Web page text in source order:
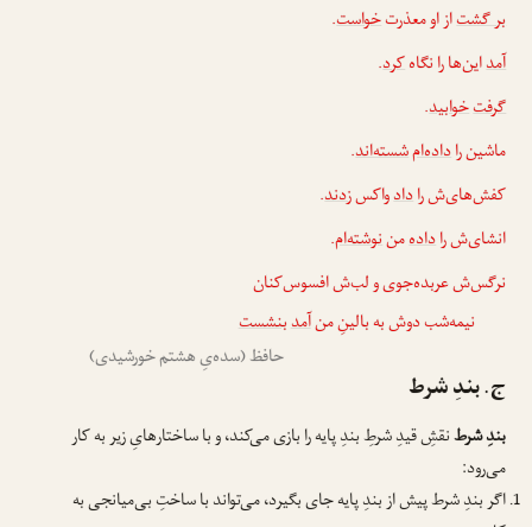
بر گشتاز او معذرتخواست.
آمداین‌ها را نگاهکرد.
گرفتخوابید.
ماشین راداده‌امشسته‌اند.
کفش‌های‌ش رادادواکسزدند.
انشای‌ش رادادهمننوشته‌ام.
نرگس‌ش عربده‌جوی و لب‌ش افسوس‌کنان
نیمه‌شب دوش به بالینِ منآمدبنشست
حافظ (سده‌یِ هشتم خورشیدی)
ج. بندِ شرط
بندِ شرطنقشِ قیدِ شرطِ بندِ پایه را بازی می‌کند، و با ساختارهایِ زیر به کار
می‌رود:
اگر بندِ شرط پیش از بندِ پایه جای بگیرد، می‌تواند با ساختِ بی‌میانجی به